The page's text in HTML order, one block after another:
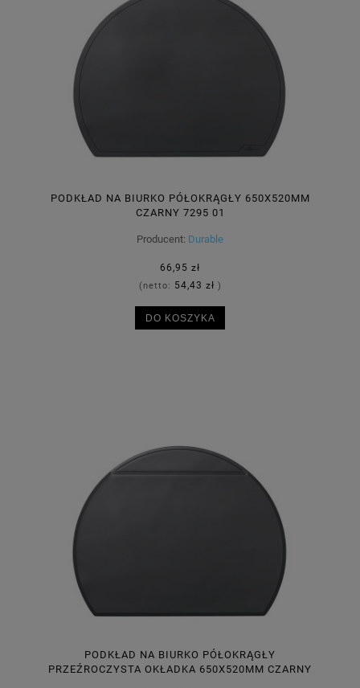
PODKŁAD NA BIURKO PÓŁOKRĄGŁY 650X520MM
CZARNY 7295 01
Producent: Durable
66,95 zł
(netto: 54,43 zł )
DO KOSZYKA
PODKŁAD NA BIURKO PÓŁOKRĄGŁY
PRZEŹROCZYSTA OKŁADKA 650X520MM CZARNY